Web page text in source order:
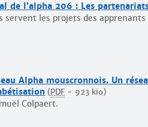
de l’alpha 206 : Les
servent les projets des apprenants
Alpha mouscronnois. Un
( PDF - 923 kio)
Colpaert.